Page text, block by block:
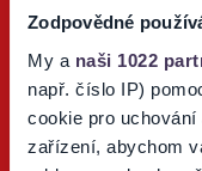
Zodpovědné
My a naši 1022
např. číslo IP)
cookie pro
zařízení, abychom
novinky.
adresa
nebude
zdieľaná
s
Sledujte náš